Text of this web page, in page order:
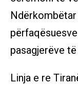
pasagjerëve
Linja e re